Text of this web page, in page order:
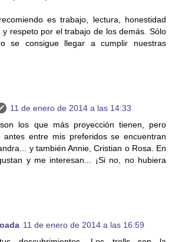
es trabajo, lectura, honestidad
y respeto por el trabajo de los demás. Sólo
se consigue llegar a cumplir nuestras
11 de enero de 2014 a las 14:33
los que más proyección tienen, pero
antes entre mis preferidos se encuentran
y también Annie, Cristian o Rosa. En
y me interesan... ¡Si no, no hubiera
11 de enero de 2014 a las 16:59